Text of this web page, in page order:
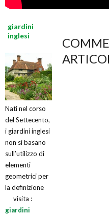
giardini
inglesi
Nati nel corso
del Settecento,
i giardini inglesi
non si basano
sull’utilizzo di
elementi
geometrici per
la definizione
visita :
giardini